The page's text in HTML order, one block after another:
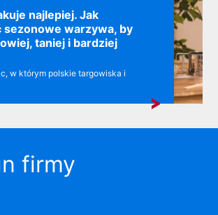
najlepiej. Jak
warzywa, by
taniej i bardziej
w którym polskie targowiska i
firmy